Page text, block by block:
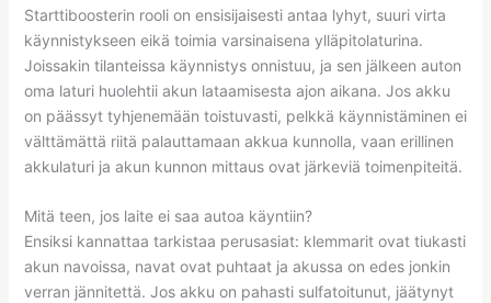
Starttiboosterin rooli on ensisijaisesti antaa lyhyt, suuri virta
käynnistykseen eikä toimia varsinaisena ylläpitolaturina.
Joissakin tilanteissa käynnistys onnistuu, ja sen jälkeen auton
oma laturi huolehtii akun lataamisesta ajon aikana. Jos akku
on päässyt tyhjenemään toistuvasti, pelkkä käynnistäminen ei
välttämättä riitä palauttamaan akkua kunnolla, vaan erillinen
akkulaturi ja akun kunnon mittaus ovat järkeviä toimenpiteitä.
Mitä teen, jos laite ei saa autoa käyntiin?
Ensiksi kannattaa tarkistaa perusasiat: klemmarit ovat tiukasti
akun navoissa, navat ovat puhtaat ja akussa on edes jonkin
verran jännitettä. Jos akku on pahasti sulfatoitunut, jäätynyt